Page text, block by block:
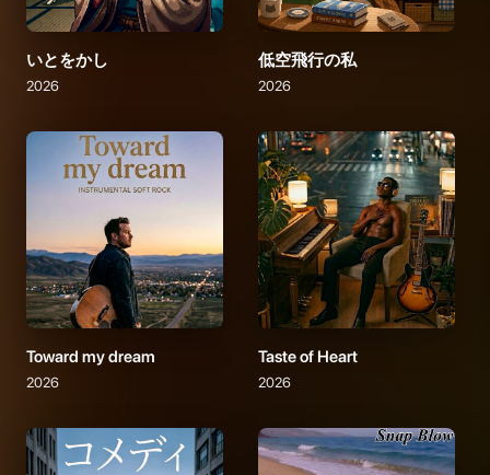
いとをかし
2026
低空飛行の私
2026
Toward my dream
2026
Taste of Heart
2026